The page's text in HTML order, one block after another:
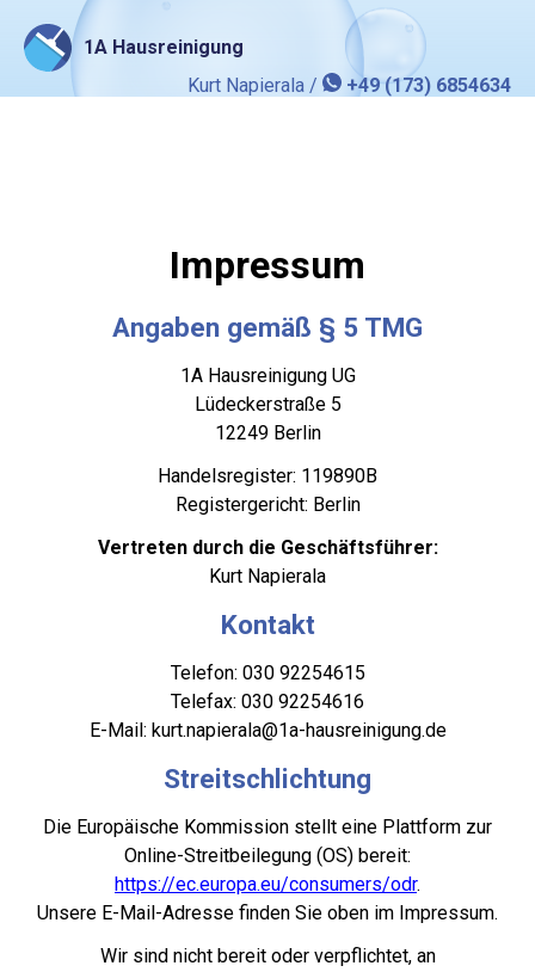
1A Hausreinigung
Kurt Napierala /
+49 (173) 6854634
Impressum
Angaben gemäß § 5 TMG
1A Hausreinigung UG
Lüdeckerstraße 5
12249 Berlin
Handelsregister: 119890B
Registergericht: Berlin
Vertreten durch die Geschäftsführer:
Kurt Napierala
Kontakt
Telefon: 030 92254615
Telefax: 030 92254616
E-Mail: kurt.napierala@1a-hausreinigung.de
Streitschlichtung
Die Europäische Kommission stellt eine Plattform zur
Online-Streitbeilegung (OS) bereit:
https://ec.europa.eu/consumers/odr.
Unsere E-Mail-Adresse finden Sie oben im Impressum.
Wir sind nicht bereit oder verpflichtet, an